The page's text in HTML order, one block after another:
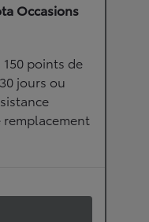
Occasions
points de
jours ou